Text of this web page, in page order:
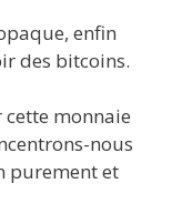
enfin
des bitcoins.
cette monnaie
nous
purement et